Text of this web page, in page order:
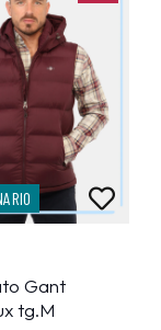
Gant
tg.M